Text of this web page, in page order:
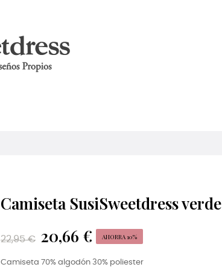
Camiseta SusiSweetdress verde
22,95 € 20,66 € AHORRA 10%
Camiseta 70% algodón 30% poliester